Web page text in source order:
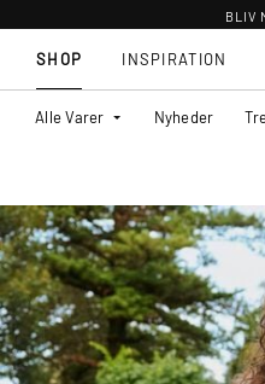
BLIV
SHOP
Alle Varer Nyheder
INSPIRATION